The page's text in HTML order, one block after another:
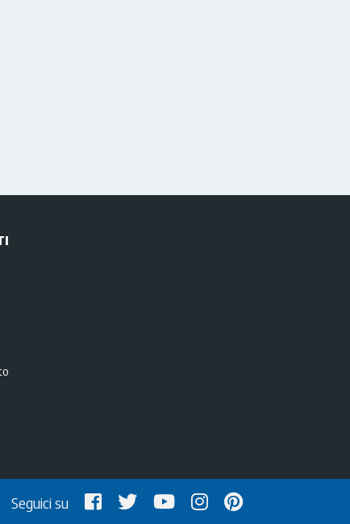
Seguici su